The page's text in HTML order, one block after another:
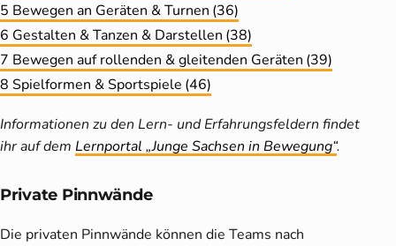
5 Bewegen an Geräten & Turnen (36)
6 Gestalten & Tanzen & Darstellen (38)
7 Bewegen auf rollenden & gleitenden Geräten (39)
8 Spielformen & Sportspiele (46)
Informationen zu den Lern- und Erfahrungsfeldern findet
ihr auf dem Lernportal „Junge Sachsen in Bewegung“.
Private Pinnwände
Die privaten Pinnwände können die Teams nach